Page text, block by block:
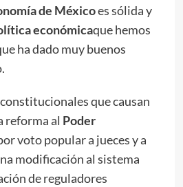
de Méxicoes sólida y
económicaque hemos
ha dado muy buenos
que causan
reforma al Poder
voto popular a jueces y a
modificación al sistema
de reguladores